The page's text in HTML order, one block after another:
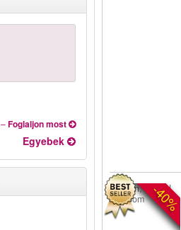
–Foglaljon most
Egyebek
-40%
London, United
Kingdom